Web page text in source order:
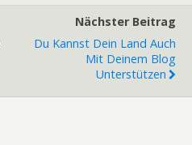
Nächster Beitrag
Du Kannst Dein Land Auch
Mit Deinem Blog
Unterstützen